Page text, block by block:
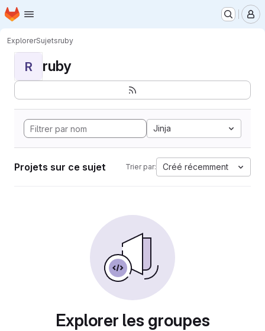
Passer au contenu principal
Page d'accueil
ExplorerSujetsruby
R ruby
Jinja
Projets sur ce sujet Trier par: Créé récemment
Explorer les groupes